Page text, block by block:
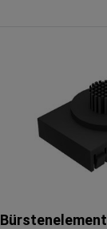
Bürstenelement